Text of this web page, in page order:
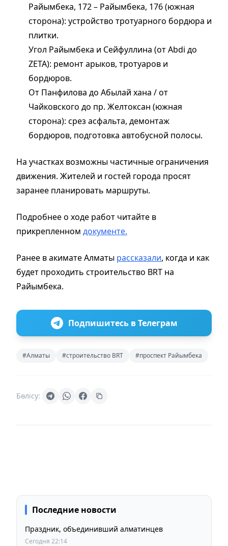
Райымбека, 172 – Райымбека, 176 (южная
сторона): устройство тротуарного бордюра и
плитки.
Угол Райымбека и Сейфуллина (от Abdi до
ZETA): ремонт арыков, тротуаров и
бордюров.
От Панфилова до Абылай хана / от
Чайковского до пр. Желтоксан (южная
сторона): срез асфальта, демонтаж
бордюров, подготовка автобусной полосы.
На участках возможны частичные ограничения
движения. Жителей и гостей города просят
заранее планировать маршруты.
Подробнее о ходе работ читайте в
прикрепленном документе.
Ранее в акимате Алматы рассказали, когда и как
будет проходить строительство BRT на
Райымбека.
Подпишитесь в Телеграм
#Алматы #строительство BRT #проспект Райымбека
Бөлісу:
Последние новости
Праздник, объединивший алматинцев
Сегодня 22:14